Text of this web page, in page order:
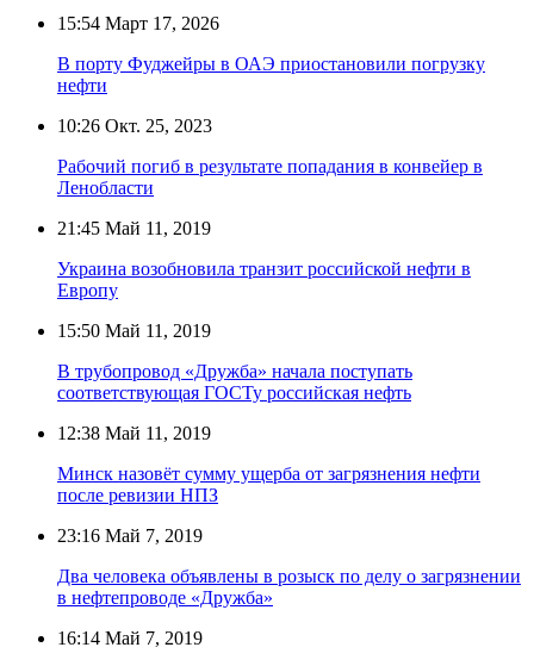
15:54 Март 17, 2026
В порту Фуджейры в ОАЭ приостановили погрузку
нефти
10:26 Окт. 25, 2023
Рабочий погиб в результате попадания в конвейер в
Ленобласти
21:45 Май 11, 2019
Украина возобновила транзит российской нефти в
Европу
15:50 Май 11, 2019
В трубопровод «Дружба» начала поступать
соответствующая ГОСТу российская нефть
12:38 Май 11, 2019
Минск назовёт сумму ущерба от загрязнения нефти
после ревизии НПЗ
23:16 Май 7, 2019
Два человека объявлены в розыск по делу о загрязнении
в нефтепроводе «Дружба»
16:14 Май 7, 2019